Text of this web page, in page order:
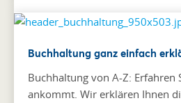
Buchhaltung ganz einfach
Buchhaltung von A-Z: Erfahren
ankommt. Wir erklären Ihnen